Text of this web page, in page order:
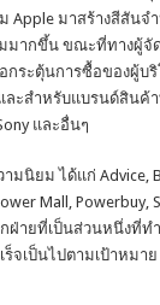
Apple มาสร้างสีสันจ
มากขึ้น ขณะที่ทางผู้จั
อกระตุ้นการซื้อของผู้บ
ละสำหรับแบรนด์สินค้
และอื่นๆ
นิยม ได้แก่ Advice,
Mall, Powerbuy,
ายที่เป็นส่วนหนึ่งที่ทำ
ร็จเป็นไปตามเป้าหมา